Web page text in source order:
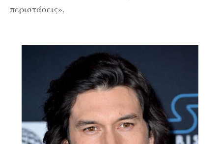
περιστάσεις».